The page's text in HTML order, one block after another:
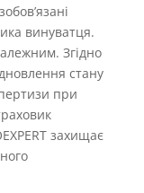
винуватця.
Згідно
стану
при
захищає